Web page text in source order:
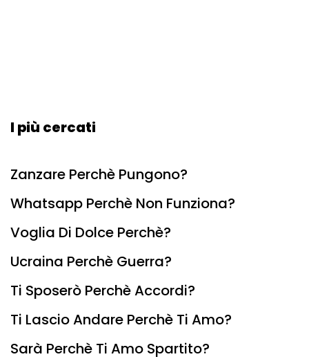
I più cercati
Zanzare Perchè Pungono?
Whatsapp Perchè Non Funziona?
Voglia Di Dolce Perchè?
Ucraina Perchè Guerra?
Ti Sposerò Perchè Accordi?
Ti Lascio Andare Perchè Ti Amo?
Sarà Perchè Ti Amo Spartito?